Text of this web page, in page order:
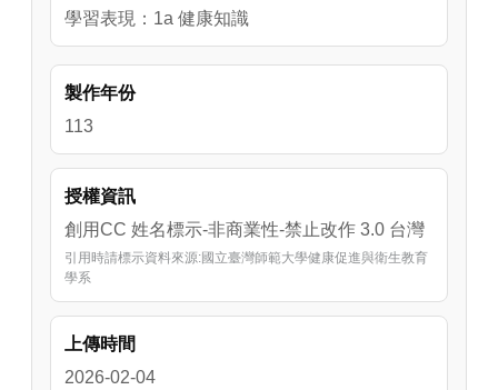
學習表現：1a 健康知識
製作年份
113
授權資訊
創用CC 姓名標示-非商業性-禁止改作 3.0 台灣
引用時請標示資料來源:國立臺灣師範大學健康促進與衛生教育
學系
上傳時間
2026-02-04